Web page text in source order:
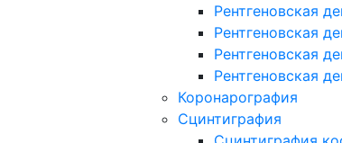
Рентгеновская
Рентгеновская
Рентгеновская
Рентгеновская
Коронарография
Сцинтиграфия